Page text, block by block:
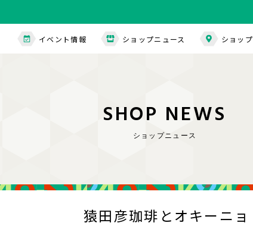
イベント情報 ショップニュース ショッ
SHOP NEWS
ショップニュース
猿田彦珈琲とオキーニョ